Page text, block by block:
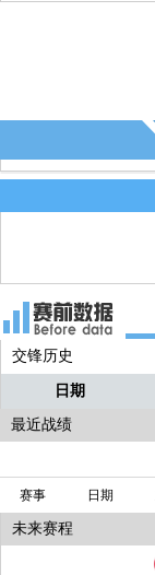
交锋历史
日期
最近战绩
赛事 日期
未来赛程